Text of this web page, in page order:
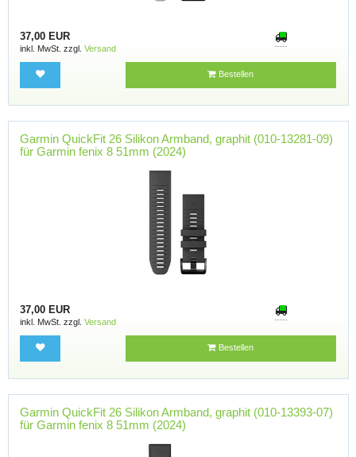
37,00 EUR
inkl. MwSt. zzgl. Versand
Bestellen
Garmin QuickFit 26 Silikon Armband, graphit (010-13281-09)
für Garmin fenix 8 51mm (2024)
37,00 EUR
inkl. MwSt. zzgl. Versand
Bestellen
Garmin QuickFit 26 Silikon Armband, graphit (010-13393-07)
für Garmin fenix 8 51mm (2024)